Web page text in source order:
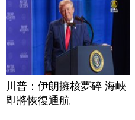
川普：伊朗擁核夢碎 海峽
即將恢復通航